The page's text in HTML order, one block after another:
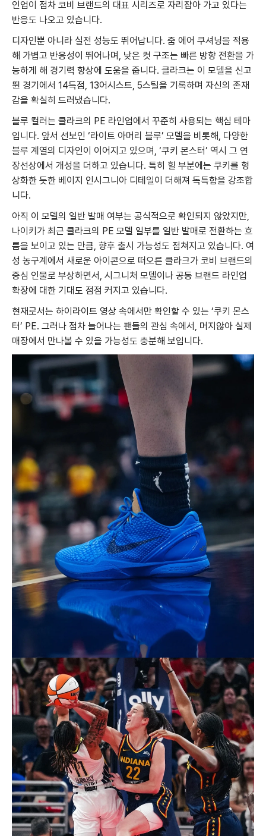
인업이 점차 코비 브랜드의 대표 시리즈로 자리잡아 가고 있다는
반응도 나오고 있습니다.
디자인뿐 아니라 실전 성능도 뛰어납니다. 줌 에어 쿠셔닝을 적용
해 가볍고 반응성이 뛰어나며, 낮은 컷 구조는 빠른 방향 전환을 가
능하게 해 경기력 향상에 도움을 줍니다. 클라크는 이 모델을 신고
뛴 경기에서 14득점, 13어시스트, 5스틸을 기록하며 자신의 존재
감을 확실히 드러냈습니다.
블루 컬러는 클라크의 PE 라인업에서 꾸준히 사용되는 핵심 테마
입니다. 앞서 선보인 ‘라이트 아머리 블루’ 모델을 비롯해, 다양한
블루 계열의 디자인이 이어지고 있으며, ‘쿠키 몬스터’ 역시 그 연
장선상에서 개성을 더하고 있습니다. 특히 힐 부분에는 쿠키를 형
상화한 듯한 베이지 인시그니아 디테일이 더해져 독특함을 강조합
니다.
아직 이 모델의 일반 발매 여부는 공식적으로 확인되지 않았지만,
나이키가 최근 클라크의 PE 모델 일부를 일반 발매로 전환하는 흐
름을 보이고 있는 만큼, 향후 출시 가능성도 점쳐지고 있습니다. 여
성 농구계에서 새로운 아이콘으로 떠오른 클라크가 코비 브랜드의
중심 인물로 부상하면서, 시그니처 모델이나 공동 브랜드 라인업
확장에 대한 기대도 점점 커지고 있습니다.
현재로서는 하이라이트 영상 속에서만 확인할 수 있는 ‘쿠키 몬스
터’ PE. 그러나 점차 늘어나는 팬들의 관심 속에서, 머지않아 실제
매장에서 만나볼 수 있을 가능성도 충분해 보입니다.